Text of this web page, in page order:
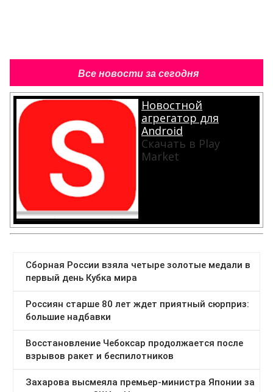
Все новости за сегодня
Новостной
агрегатор для
Android
Скачать в Play
Market